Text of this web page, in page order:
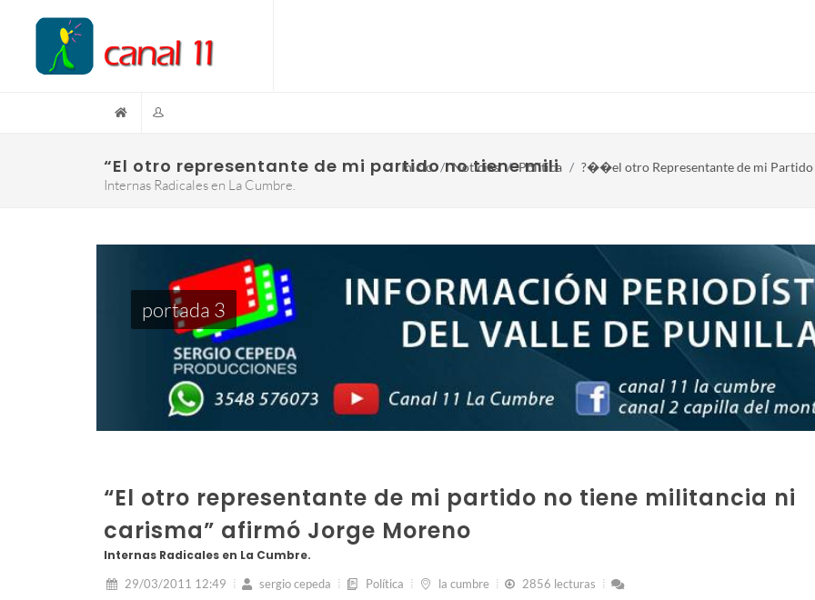
“El otro representante de mi partido no tiene militancia ni carisma” afirmó
Internas Radicales en La Cumbre.
Inicio Noticias Política ?��el otro Representante de mi
portada 3
“El otro representante de mi partido no tiene militancia ni
carisma” afirmó Jorge Moreno
Internas Radicales en La Cumbre.
29/03/2011 12:49 sergio cepeda Política la cumbre 2856 lecturas